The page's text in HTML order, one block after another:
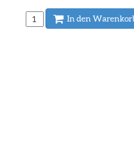
In den